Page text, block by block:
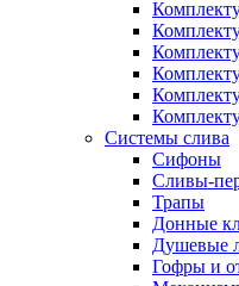
Системы слива
Сифоны
Сливы-
Трапы
Донные
Душевые
Гофры и